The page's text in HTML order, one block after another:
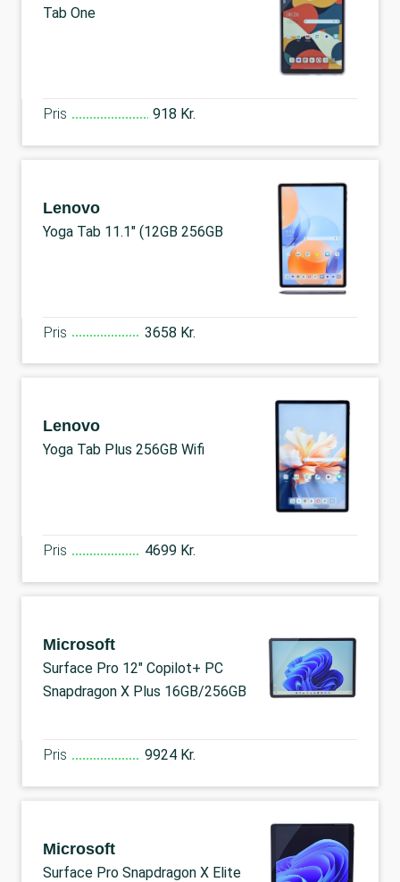
Tab One
Pris 918 Kr.
Lenovo
Yoga Tab 11.1" (12GB 256GB
Pris 3658 Kr.
Lenovo
Yoga Tab Plus 256GB Wifi
Pris 4699 Kr.
Microsoft
Surface Pro 12" Copilot+ PC
Snapdragon X Plus 16GB/256GB
Pris 9924 Kr.
Microsoft
Surface Pro Snapdragon X Elite